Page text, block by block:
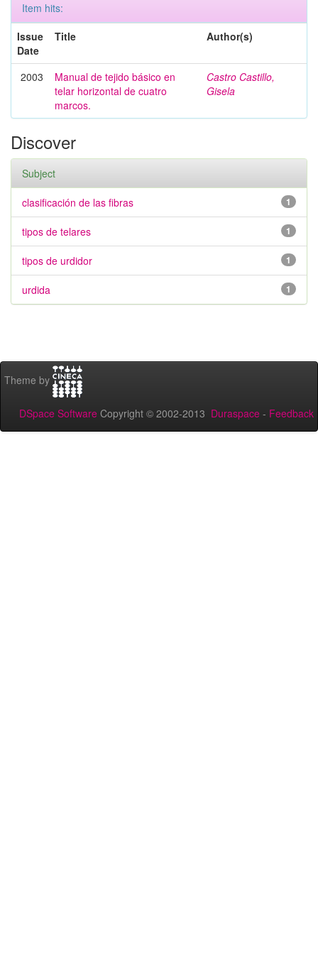
Item hits:
Issue
Date
Title Author(s)
2003
Manual de tejido básico en
telar horizontal de cuatro
marcos.
Castro Castillo,
Gisela
Discover
Subject
1
clasificación de las fibras
1
tipos de telares
1
tipos de urdidor
1
urdida
Theme by
DSpace Software Copyright © 2002-2013 Duraspace - Feedback